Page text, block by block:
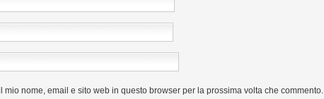
mio nome, email e sito web in questo browser per la prossima volta che commento.